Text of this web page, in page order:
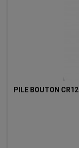
PILE BOUTON